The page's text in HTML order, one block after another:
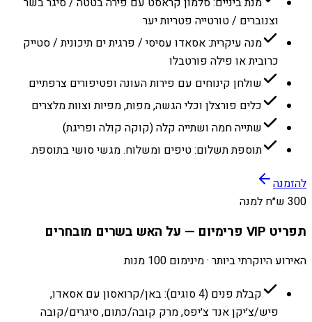
וצנוברים / טורטייה פטריות יער
מנה עיקרית: אסאדו עסיסי / פרגית ים תיכונית / סטייק
כרובית או פילה פורטבלו
שולחן קינוחים עם פירות העונה ופטיפורים צרפתיים
כלים פורצלן וכלי הגשה, מפות, מפיות וצוות מלצרים
שתייה חמה ושתייה קלה (קוקה קולה ופריגת)
תוספת תשלום: טיפים ומשלוח. מגשי סושי בתוספת.
להזמנה
300 ש״ח למנה
תפריט VIP פרימיום — על האש בשרים מובחרים
האירוע היוקרתי ביותר · מינימום 100 מנות
קבלת פנים (4 סוגים): באן/קרואסון עם אסאדו,
פיש/צ׳יקן אנד צ׳יפס, מרק קובה/כתום, סיגרים/קובה